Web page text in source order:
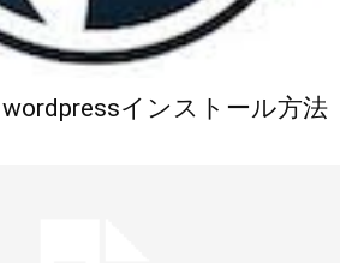
インストール方法